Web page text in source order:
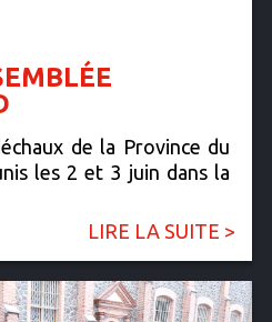
de la Province du
les 2 et 3 juin dans la
LIRE LA SUITE >